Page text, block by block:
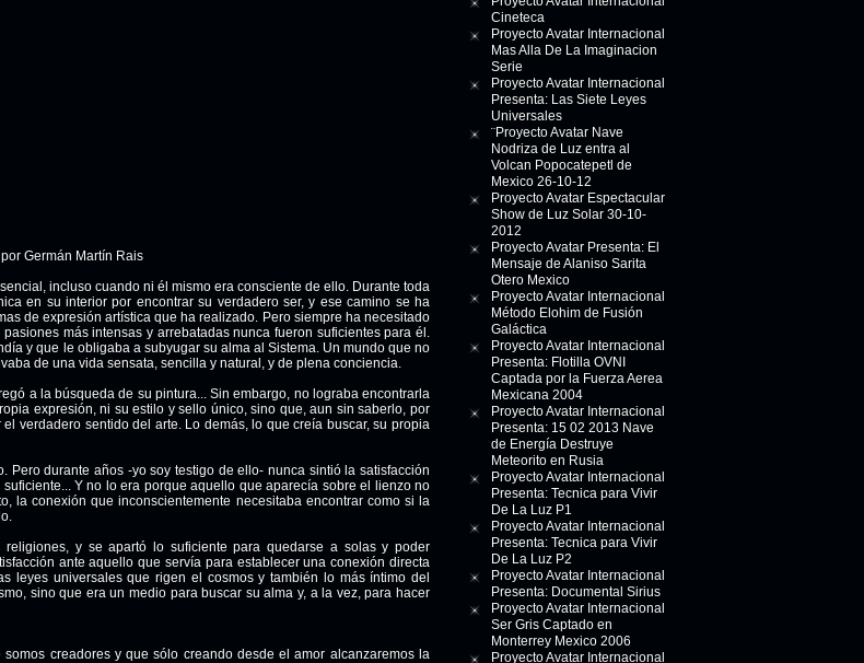
Germán Martín Rais
incluso cuando ni él mismo era consciente de ello. Durante toda
en su interior por encontrar su verdadero ser, y ese camino se ha
de expresión artística que ha realizado. Pero siempre ha necesitado
más intensas y arrebatadas nunca fueron suficientes para él.
y que le obligaba a subyugar su alma al Sistema. Un mundo que no
de una vida sensata, sencilla y natural, y de plena conciencia.
a la búsqueda de su pintura... Sin embargo, no lograba encontrarla
expresión, ni su estilo y sello único, sino que, aun sin saberlo, por
verdadero sentido del arte. Lo demás, lo que creía buscar, su propia
Pero durante años -yo soy testigo de ello- nunca sintió la satisfacción
Y no lo era porque aquello que aparecía sobre el lienzo no
la conexión que inconscientemente necesitaba encontrar como si la
y se apartó lo suficiente para quedarse a solas y poder
ante aquello que servía para establecer una conexión directa
leyes universales que rigen el cosmos y también lo más íntimo del
sino que era un medio para buscar su alma y, a la vez, para hacer
creadores y que sólo creando desde el amor alcanzaremos la
Cineteca
Proyecto Avatar Internacional
Mas Alla De La Imaginacion
Serie
Proyecto Avatar Internacional
Presenta: Las Siete Leyes
Universales
¨Proyecto Avatar Nave
Nodriza de Luz entra al
Volcan Popocatepetl de
Mexico 26-10-12
Proyecto Avatar Espectacular
Show de Luz Solar 30-10-
2012
Proyecto Avatar Presenta: El
Mensaje de Alaniso Sarita
Otero Mexico
Proyecto Avatar Internacional
Método Elohim de Fusión
Galáctica
Proyecto Avatar Internacional
Presenta: Flotilla OVNI
Captada por la Fuerza Aerea
Mexicana 2004
Proyecto Avatar Internacional
Presenta: 15 02 2013 Nave
de Energía Destruye
Meteorito en Rusia
Proyecto Avatar Internacional
Presenta: Tecnica para Vivir
De La Luz P1
Proyecto Avatar Internacional
Presenta: Tecnica para Vivir
De La Luz P2
Proyecto Avatar Internacional
Presenta: Documental Sirius
Proyecto Avatar Internacional
Ser Gris Captado en
Monterrey Mexico 2006
Proyecto Avatar Internacional